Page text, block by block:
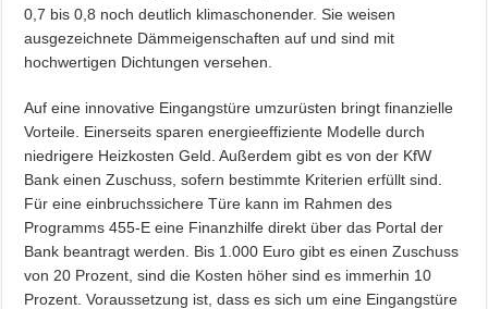
0,7 bis 0,8 noch deutlich klimaschonender. Sie weisen
ausgezeichnete Dämmeigenschaften auf und sind mit
hochwertigen Dichtungen versehen.
Auf eine innovative Eingangstüre umzurüsten bringt finanzielle
Vorteile. Einerseits sparen energieeffiziente Modelle durch
niedrigere Heizkosten Geld. Außerdem gibt es von der KfW
Bank einen Zuschuss, sofern bestimmte Kriterien erfüllt sind.
Für eine einbruchssichere Türe kann im Rahmen des
Programms 455-E eine Finanzhilfe direkt über das Portal der
Bank beantragt werden. Bis 1.000 Euro gibt es einen Zuschuss
von 20 Prozent, sind die Kosten höher sind es immerhin 10
Prozent. Voraussetzung ist, dass es sich um eine Eingangstüre